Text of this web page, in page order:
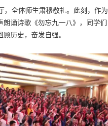
，全体师生肃穆敬礼。此刻，作为
诵诗歌《勿忘九一八》，同学们
历史，奋发自强。